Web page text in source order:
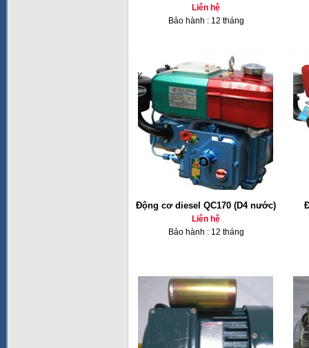
Liên hệ
Bảo hành : 12 tháng
Động cơ diesel QC170 (D4 nước)
Liên hệ
Bảo hành : 12 tháng